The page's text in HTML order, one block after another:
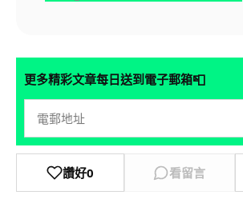
更多精彩文章每日送到電子郵箱📮
讚好0 看留言